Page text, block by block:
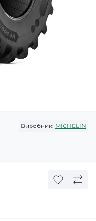
Виробник: MICHELIN